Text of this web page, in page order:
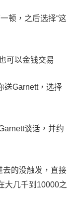
顿，之后选择“这
可以金钱交易
送Garnett，选择
谈话，并约
去的没触发，直接
大几千到10000之